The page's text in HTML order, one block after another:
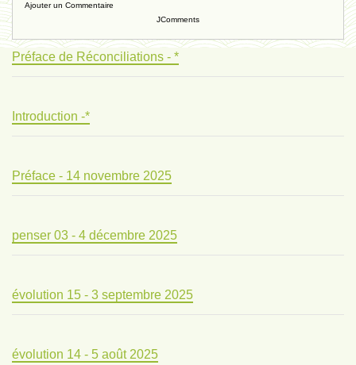
Ajouter un Commentaire
JComments
Préface de Réconciliations - *
Introduction -*
Préface - 14 novembre 2025
penser 03 - 4 décembre 2025
évolution 15 - 3 septembre 2025
évolution 14 - 5 août 2025